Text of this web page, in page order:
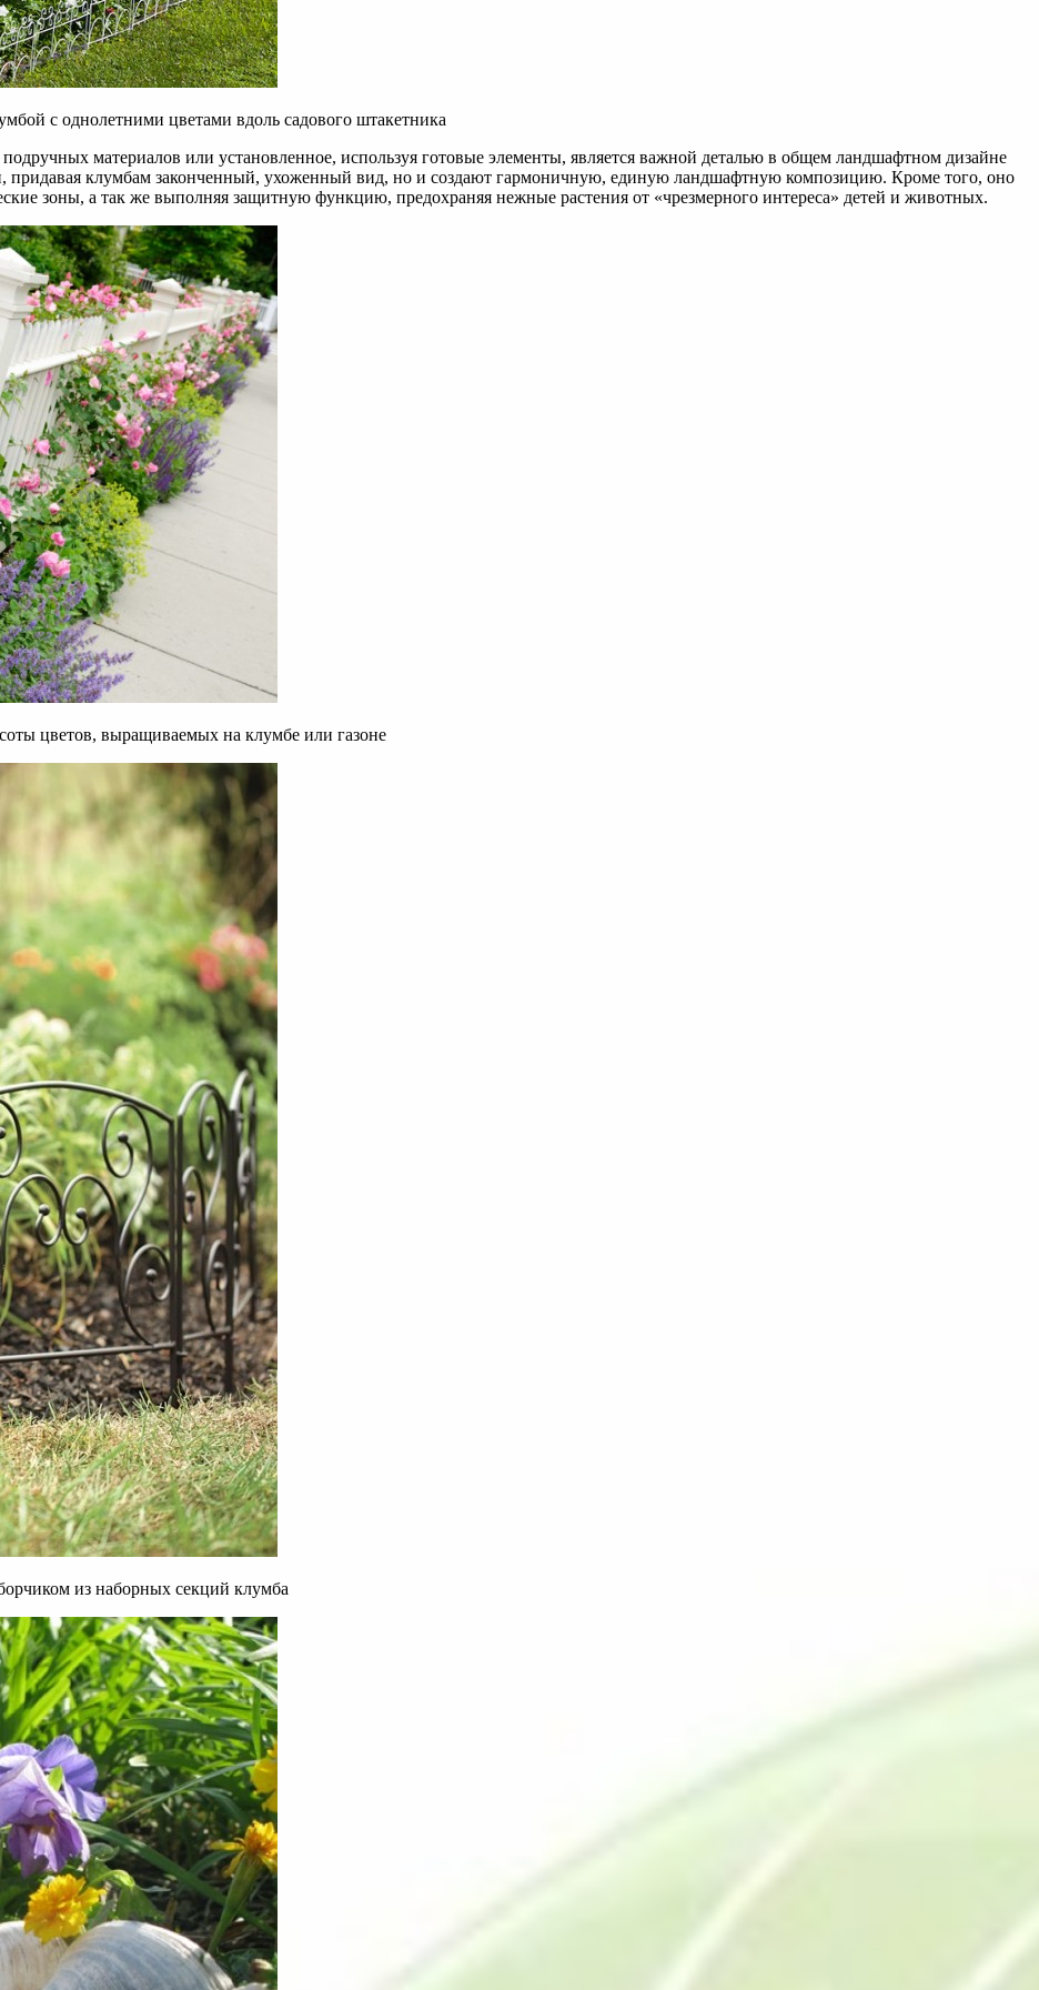
с однолетними цветами вдоль садового штакетника
материалов или установленное, используя готовые элементы, является важной деталью в общем ландшафтном дизайне
придавая клумбам законченный, ухоженный вид, но и создают гармоничную, единую ландшафтную композицию. Кроме того, оно
зоны, а так же выполняя защитную функцию, предохраняя нежные растения от «чрезмерного интереса» детей и животных.
цветов, выращиваемых на клумбе или газоне
из наборных секций клумба